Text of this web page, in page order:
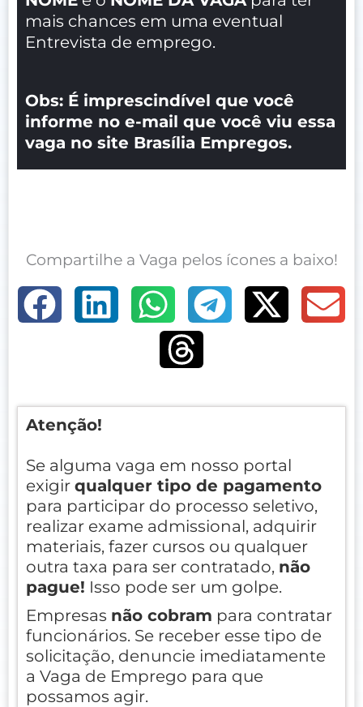
mais chances em uma eventual
Entrevista de emprego.
Obs: É imprescindível que você
informe no e-mail que você viu essa
vaga no site Brasília Empregos.
Compartilhe a Vaga pelos ícones a baixo!
Atenção!
Se alguma vaga em nosso portal
exigir qualquer tipo de pagamento
para participar do processo seletivo,
realizar exame admissional, adquirir
materiais, fazer cursos ou qualquer
outra taxa para ser contratado, não
pague! Isso pode ser um golpe.
Empresas não cobram para contratar
funcionários. Se receber esse tipo de
solicitação, denuncie imediatamente
a Vaga de Emprego para que
possamos agir.